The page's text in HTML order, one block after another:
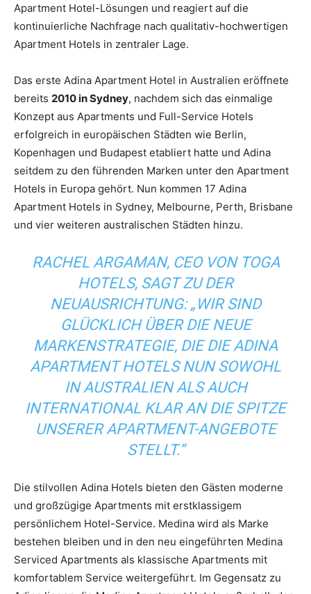
Apartment Hotel-Lösungen und reagiert auf die
kontinuierliche Nachfrage nach qualitativ-hochwertigen
Apartment Hotels in zentraler Lage.
Das erste Adina Apartment Hotel in Australien eröffnete
bereits 2010 in Sydney, nachdem sich das einmalige
Konzept aus Apartments und Full-Service Hotels
erfolgreich in europäischen Städten wie Berlin,
Kopenhagen und Budapest etabliert hatte und Adina
seitdem zu den führenden Marken unter den Apartment
Hotels in Europa gehört. Nun kommen 17 Adina
Apartment Hotels in Sydney, Melbourne, Perth, Brisbane
und vier weiteren australischen Städten hinzu.
RACHEL ARGAMAN, CEO VON TOGA
HOTELS, SAGT ZU DER
NEUAUSRICHTUNG: „WIR SIND
GLÜCKLICH ÜBER DIE NEUE
MARKENSTRATEGIE, DIE DIE ADINA
APARTMENT HOTELS NUN SOWOHL
IN AUSTRALIEN ALS AUCH
INTERNATIONAL KLAR AN DIE SPITZE
UNSERER APARTMENT-ANGEBOTE
STELLT.“
Die stilvollen Adina Hotels bieten den Gästen moderne
und großzügige Apartments mit erstklassigem
persönlichem Hotel-Service. Medina wird als Marke
bestehen bleiben und in den neu eingeführten Medina
Serviced Apartments als klassische Apartments mit
komfortablem Service weitergeführt. Im Gegensatz zu